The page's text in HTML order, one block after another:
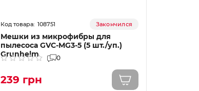
108751 Закончился
Мешки из микрофибры для
пылесоса GVC-MG3-5 (5 шт./уп.)
Grunhelm
0
239 грн